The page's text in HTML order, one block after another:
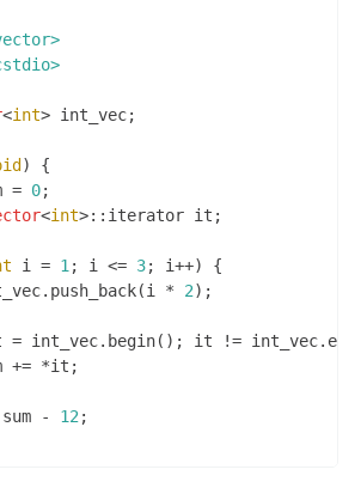
<int> int_vec;
)
{
= 0;
<int>::iterator it;
i = 1 ; i <= 3; i++) {
*
2);
int_vec.begin(); it !=
+= *it;
sum - 12 ;